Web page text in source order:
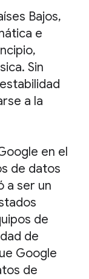
Bajos,
e
Sin
a la
en el
de datos
a ser un
de
de
Google
de